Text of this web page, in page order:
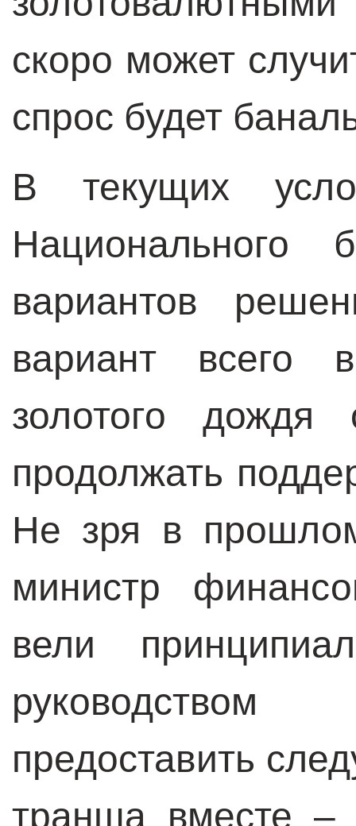
скоро может
спрос будет
В текущих
Национального
вариантов
вариант всего
золотого
продолжать
Не зря в
министр
вели
предоставить
транша вместе